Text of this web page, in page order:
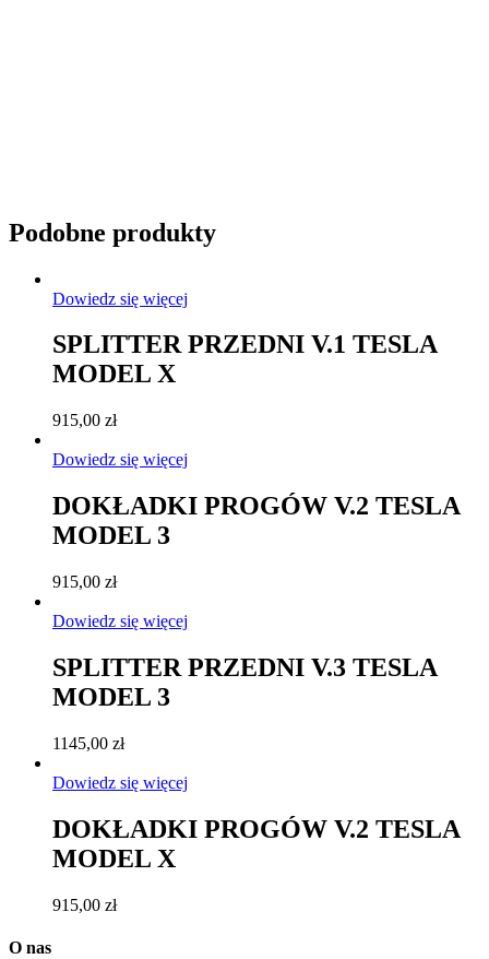
Podobne produkty
Dowiedz się więcej
SPLITTER PRZEDNI V.1 TESLA
MODEL X
915,00 zł
Dowiedz się więcej
DOKŁADKI PROGÓW V.2 TESLA
MODEL 3
915,00 zł
Dowiedz się więcej
SPLITTER PRZEDNI V.3 TESLA
MODEL 3
1145,00 zł
Dowiedz się więcej
DOKŁADKI PROGÓW V.2 TESLA
MODEL X
915,00 zł
O nas